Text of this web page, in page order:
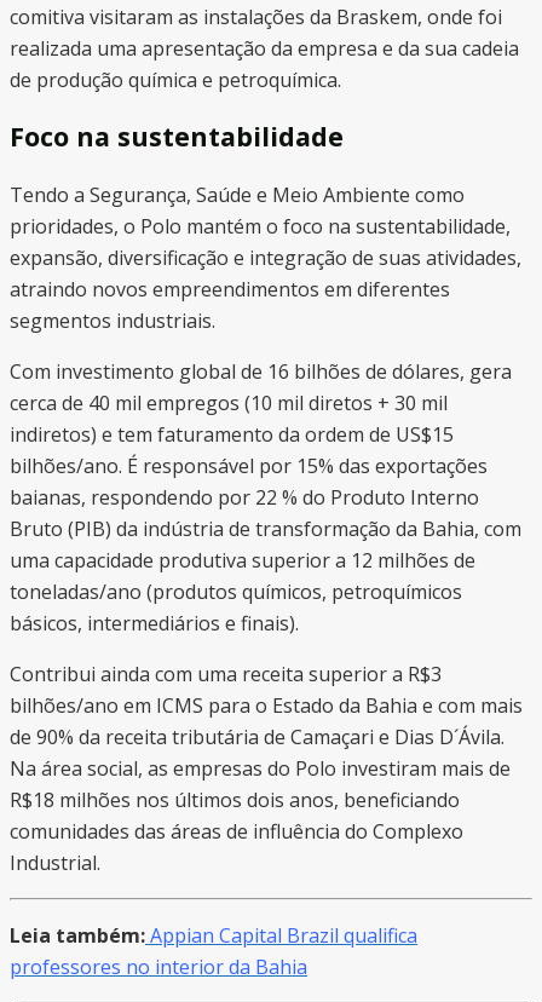
comitiva visitaram as instalações da Braskem, onde foi
realizada uma apresentação da empresa e da sua cadeia
de produção química e petroquímica.
Foco na sustentabilidade
Tendo a Segurança, Saúde e Meio Ambiente como
prioridades, o Polo mantém o foco na sustentabilidade,
expansão, diversificação e integração de suas atividades,
atraindo novos empreendimentos em diferentes
segmentos industriais.
Com investimento global de 16 bilhões de dólares, gera
cerca de 40 mil empregos (10 mil diretos + 30 mil
indiretos) e tem faturamento da ordem de US$15
bilhões/ano. É responsável por 15% das exportações
baianas, respondendo por 22 % do Produto Interno
Bruto (PIB) da indústria de transformação da Bahia, com
uma capacidade produtiva superior a 12 milhões de
toneladas/ano (produtos químicos, petroquímicos
básicos, intermediários e finais).
Contribui ainda com uma receita superior a R$3
bilhões/ano em ICMS para o Estado da Bahia e com mais
de 90% da receita tributária de Camaçari e Dias D´Ávila.
Na área social, as empresas do Polo investiram mais de
R$18 milhões nos últimos dois anos, beneficiando
comunidades das áreas de influência do Complexo
Industrial.
Leia também:Appian Capital Brazil qualifica
professores no interior da Bahia